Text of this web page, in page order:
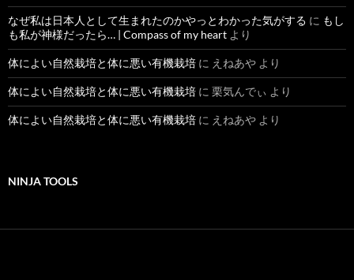
なぜ私は日本人として生まれたのかやっとわかった気がする に もし
も私が神様だったら… | Compass of my heart より
体によい自然栽培と体に悪い有機栽培 に えねあや より
体によい自然栽培と体に悪い有機栽培 に 栗気んでぃ より
体によい自然栽培と体に悪い有機栽培 に えねあや より
NINJA TOOLS